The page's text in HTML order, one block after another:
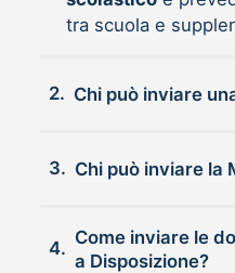
tra scuola e
2.
3. Chi può inviare la
4.
Come inviare le
a Disposizione?